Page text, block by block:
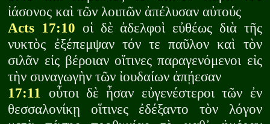
ἰάσονος καὶ τῶν λοιπῶν ἀπέλυσαν αὐτούς
Acts 17:10 οἱ δὲ ἀδελφοὶ εὐθέως διὰ τῆς
νυκτὸς ἐξέπεμψαν τόν τε παῦλον καὶ τὸν
σιλᾶν εἰς βέροιαν οἵτινες παραγενόμενοι εἰς
τὴν συναγωγὴν τῶν ἰουδαίων ἀπῄεσαν
17:11 οὗτοι δὲ ἦσαν εὐγενέστεροι τῶν ἐν
θεσσαλονίκῃ οἵτινες ἐδέξαντο τὸν λόγον